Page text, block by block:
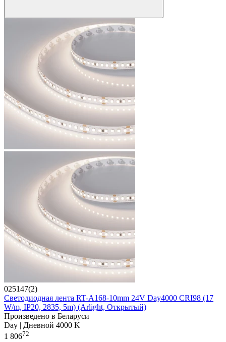
025147(2)
Светодиодная лента RT-A168-10mm 24V Day4000 CRI98 (17
W/m, IP20, 2835, 5m) (Arlight, Открытый)
Произведено в Беларуси
Day | Дневной 4000 K
1 80672